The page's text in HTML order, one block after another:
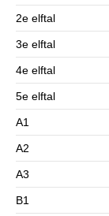
2e elftal
3e elftal
4e elftal
5e elftal
A1
A2
A3
B1